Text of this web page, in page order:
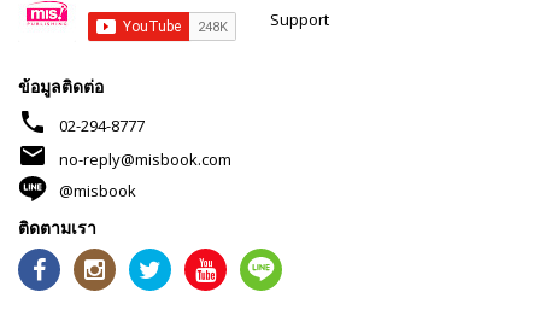
Support
ข้อมูลติดต่อ
phone 02-294-8777
mail
no-reply@misbook.com
@misbook
ติดตามเรา